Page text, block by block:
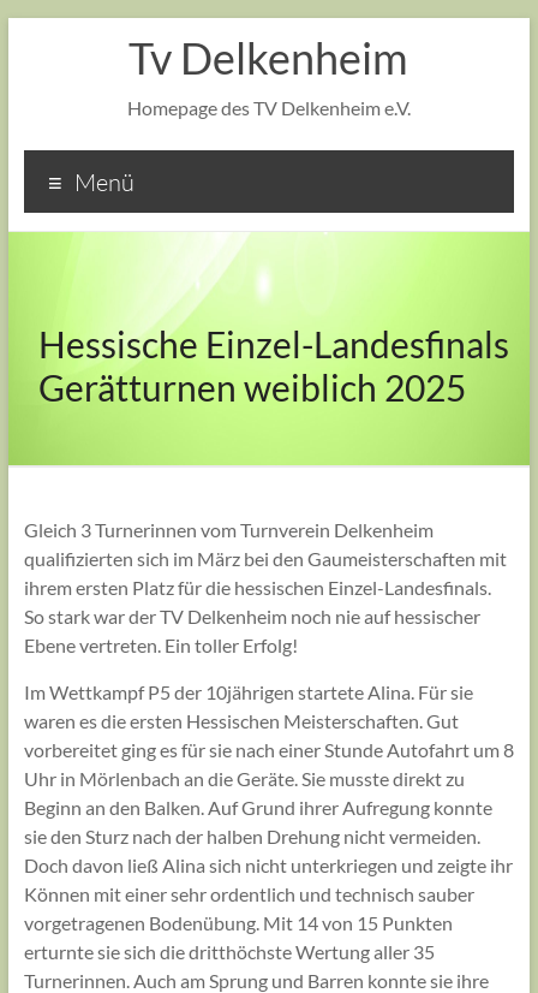
Tv Delkenheim
Homepage des TV Delkenheim e.V.
Menü
Hessische Einzel-Landesfinals
Gerätturnen weiblich 2025
Gleich 3 Turnerinnen vom Turnverein Delkenheim
qualifizierten sich im März bei den Gaumeisterschaften mit
ihrem ersten Platz für die hessischen Einzel-Landesfinals.
So stark war der TV Delkenheim noch nie auf hessischer
Ebene vertreten. Ein toller Erfolg!
Im Wettkampf P5 der 10jährigen startete Alina. Für sie
waren es die ersten Hessischen Meisterschaften. Gut
vorbereitet ging es für sie nach einer Stunde Autofahrt um 8
Uhr in Mörlenbach an die Geräte. Sie musste direkt zu
Beginn an den Balken. Auf Grund ihrer Aufregung konnte
sie den Sturz nach der halben Drehung nicht vermeiden.
Doch davon ließ Alina sich nicht unterkriegen und zeigte ihr
Können mit einer sehr ordentlich und technisch sauber
vorgetragenen Bodenübung. Mit 14 von 15 Punkten
erturnte sie sich die dritthöchste Wertung aller 35
Turnerinnen. Auch am Sprung und Barren konnte sie ihre